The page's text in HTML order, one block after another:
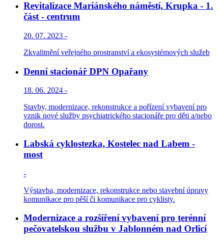
Revitalizace Mariánského náměstí, Krupka - 1.
část - centrum
20. 07. 2023 -
Zkvalitnění veřejného prostranství a ekosystémových služeb
Denní stacionář DPN Opařany
18. 06. 2024 -
Stavby, modernizace, rekonstrukce a pořízení vybavení pro
vznik nové služby psychiatrického stacionáře pro děti a/nebo
dorost.
Labská cyklostezka, Kostelec nad Labem -
most
-
Výstavba, modernizace, rekonstrukce nebo stavební úpravy
komunikace pro pěší či komunikace pro cyklisty.
Modernizace a rozšíření vybavení pro terénní
pečovatelskou službu v Jablonném nad Orlicí